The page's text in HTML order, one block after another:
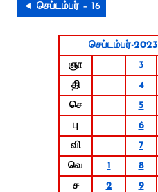
◄ செப்டம்பர் – 16
செப்டம்பர்-2023
ஞா
3
தி
4
செ
5
பு
6
வி
7
வெ
1 8
ச
2 9